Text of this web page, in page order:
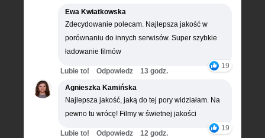
Ewa Kwiatkowska
Zdecydowanie polecam. Najlepsza jakość w
porównaniu do innych serwisów. Super szybkie
ładowanie filmów
19
Lubie to! Odpowiedz
13 godz.
Agnieszka Kamińska
Najlepsza jakość, jaką do tej pory widziałam. Na
pewno tu wrócę! Filmy w świetnej jakości
19
Lubie to! Odpowiedz
12 godz.